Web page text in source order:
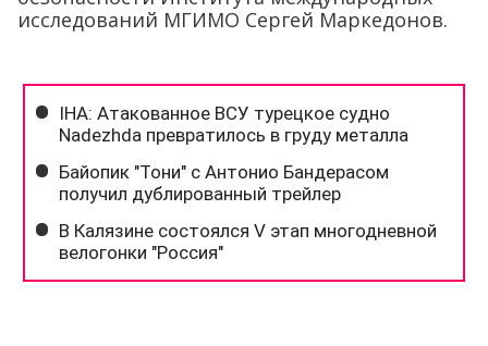
исследований МГИМО Сергей Маркедонов.